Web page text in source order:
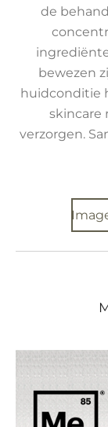
de
bewezen
huidconditie
skincare
verzorgen.